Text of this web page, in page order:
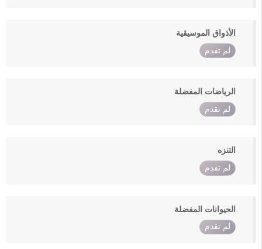
الأذواق الموسيقية
لم تقدم
الرياضات المفضلة
لم تقدم
التنزه
لم تقدم
الحيوانات المفضلة
لم تقدم